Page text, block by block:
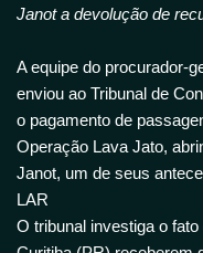
Janot a devolução de
A equipe do procurador-
enviou ao Tribunal de
o pagamento de
Operação Lava Jato,
Janot, um de seus
LAR
O tribunal investiga o